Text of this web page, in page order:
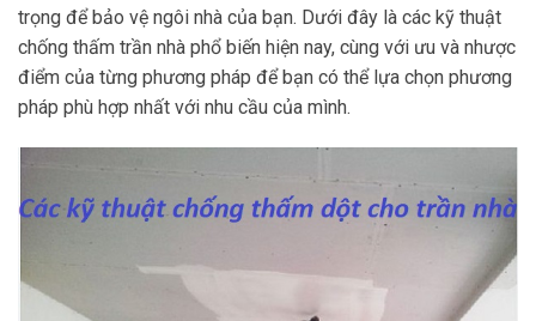
trọng để bảo vệ ngôi nhà của bạn. Dưới đây là các kỹ thuật
chống thấm trần nhà phổ biến hiện nay, cùng với ưu và nhược
điểm của từng phương pháp để bạn có thể lựa chọn phương
pháp phù hợp nhất với nhu cầu của mình.